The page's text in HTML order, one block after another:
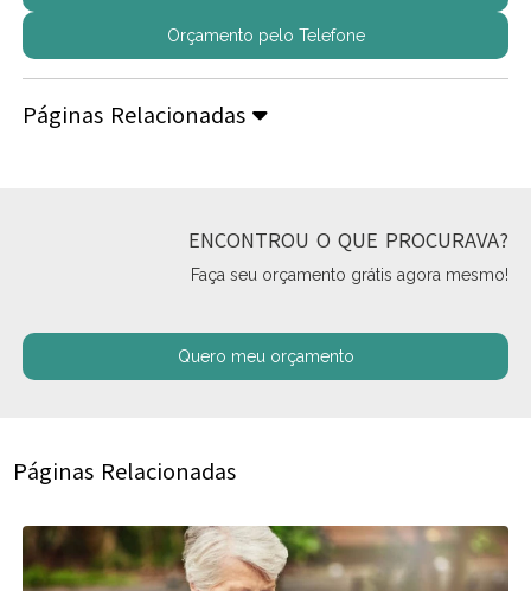
Orçamento pelo Telefone
Páginas Relacionadas
ENCONTROU O QUE PROCURAVA?
Faça seu orçamento grátis agora mesmo!
Quero meu orçamento
Páginas Relacionadas